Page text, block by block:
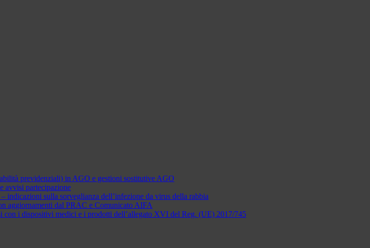
previdenziali) in AGO e gestioni sostitutive AGO
avvisi partecipazione
indicazioni sulla sorveglianza dell’infezione da virus della rabbia
aggiornamenti dal PRAC e Comunicato AIFA
con i dispositivi medici e i prodotti dell’allegato XVI del Reg. (UE) 2017/745